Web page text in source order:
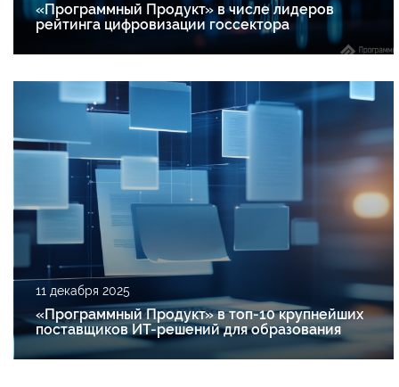
«Программный Продукт» в числе лидеров
рейтинга цифровизации госсектора
11 декабря 2025
«Программный Продукт» в топ-10 крупнейших
поставщиков ИТ-решений для образования